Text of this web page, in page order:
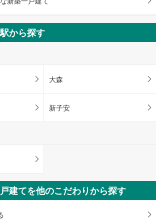
から探す
大森
新子安
建てを他のこだわりから探す